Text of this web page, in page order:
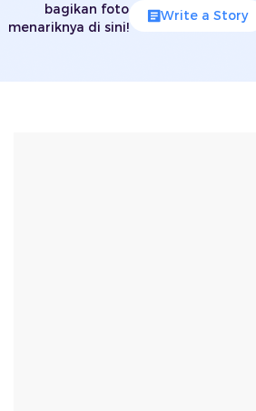
bagikan foto
menariknya di sini!
Write a Story